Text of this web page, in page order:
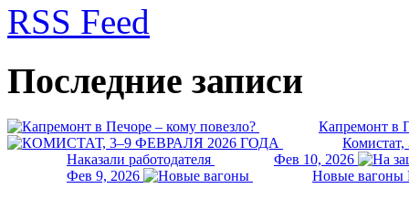
RSS Feed
Последние записи
Капремонт в
Комистат,
Наказали работодателя
Фев 10, 2026
Фев 9, 2026
Новые вагоны